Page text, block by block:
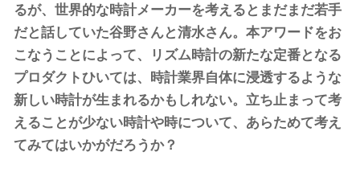
るが、世界的な時計メーカーを考えるとまだまだ若手
だと話していた谷野さんと清水さん。本アワードをお
こなうことによって、リズム時計の新たな定番となる
プロダクトひいては、時計業界自体に浸透するような
新しい時計が生まれるかもしれない。立ち止まって考
えることが少ない時計や時について、あらためて考え
てみてはいかがだろうか？